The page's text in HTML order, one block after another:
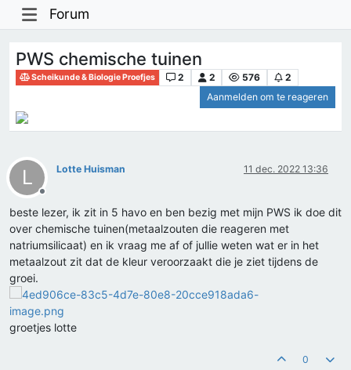
Forum
PWS chemische tuinen
Scheikunde & Biologie Proefjes 2 2 576
2
Aanmelden om te reageren
L
Offline
Lotte Huisman 11 dec. 2022 13:36
beste lezer, ik zit in 5 havo en ben bezig met mijn PWS ik doe dit
over chemische tuinen(metaalzouten die reageren met
natriumsilicaat) en ik vraag me af of jullie weten wat er in het
metaalzout zit dat de kleur veroorzaakt die je ziet tijdens de
groei.
groetjes lotte
0